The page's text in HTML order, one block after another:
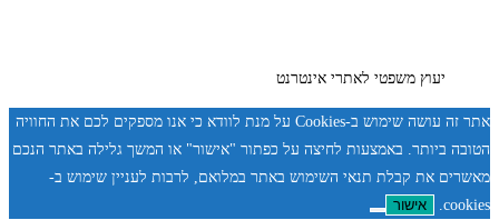
יעוץ משפטי לאתרי אינטרנט
אתר זה עושה שימוש ב-Cookies על מנת לוודא כי אנו מספקים לכם את החוויה
הטובה ביותר. באמצעות לחיצה על כפתור "אישור" או המשך גלילה באתר הנכם
מאשרים את קבלת תנאי השימוש באתר במלואם, לרבות לעניין שימוש ב-
cookies.
אישור